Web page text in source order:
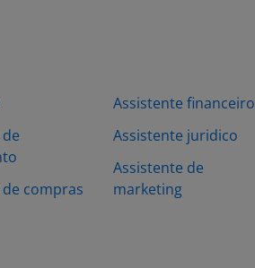
compras
Assistente financeiro
Assistente juridico
Assistente de
marketing